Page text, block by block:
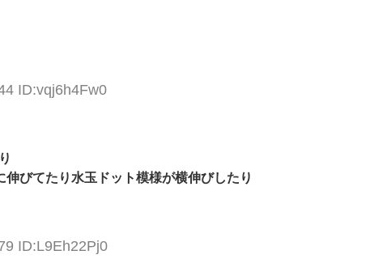
ID:vqj6h4Fw0
びてたり水玉ドット模様が横伸びしたり
ID:L9Eh22Pj0